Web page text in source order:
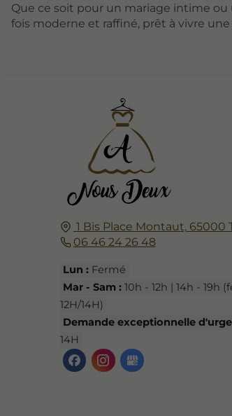
Que ce soit pour un mariage intime
fois moderne et raffiné, prêt à vivre
1 Bis Place Montaut, 65000
06 46 24 26 48
Lun : Fermé
Mar - Sam : 10h - 12h | 14h - 19h
12H/14H)
Demande exceptionnelle
14H